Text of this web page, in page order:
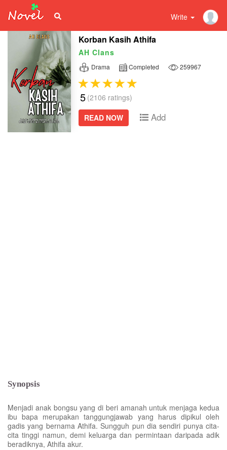
Write
Korban Kasih Athifa
AH Clans
Drama Completed 259967
5 (2106 ratings)
READ NOW
Add
Synopsis
Menjadi anak bongsu yang di beri amanah untuk menjaga kedua
ibu bapa merupakan tanggungjawab yang harus dipikul oleh
gadis yang bernama Athifa. Sungguh pun dia sendiri punya cita-
cita tinggi namun, demi keluarga dan permintaan daripada adik
beradiknya, Athifa akur.